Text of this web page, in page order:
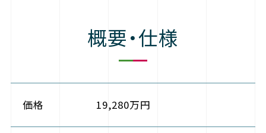
概要・仕様
価格 19,280万円